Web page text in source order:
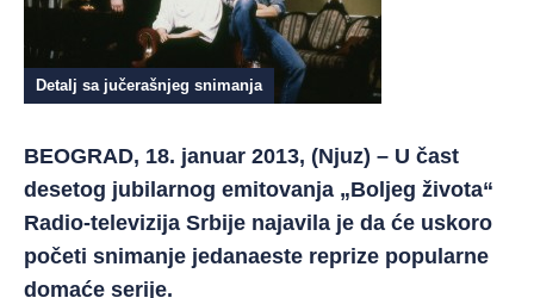
Detalj sa jučerašnjeg snimanja
BEOGRAD, 18. januar 2013, (Njuz) – U čast
desetog jubilarnog emitovanja „Boljeg života“
Radio-televizija Srbije najavila je da će uskoro
početi snimanje jedanaeste reprize popularne
domaće serije.